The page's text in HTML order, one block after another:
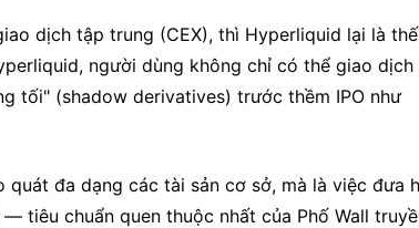
dịch tập trung (CEX), thì Hyperliquid lại là
người dùng không chỉ có thể giao dịch
tối" (shadow derivatives) trước thềm IPO như
đa dạng các tài sản cơ sở, mà là việc đưa
tiêu chuẩn quen thuộc nhất của Phố Wall